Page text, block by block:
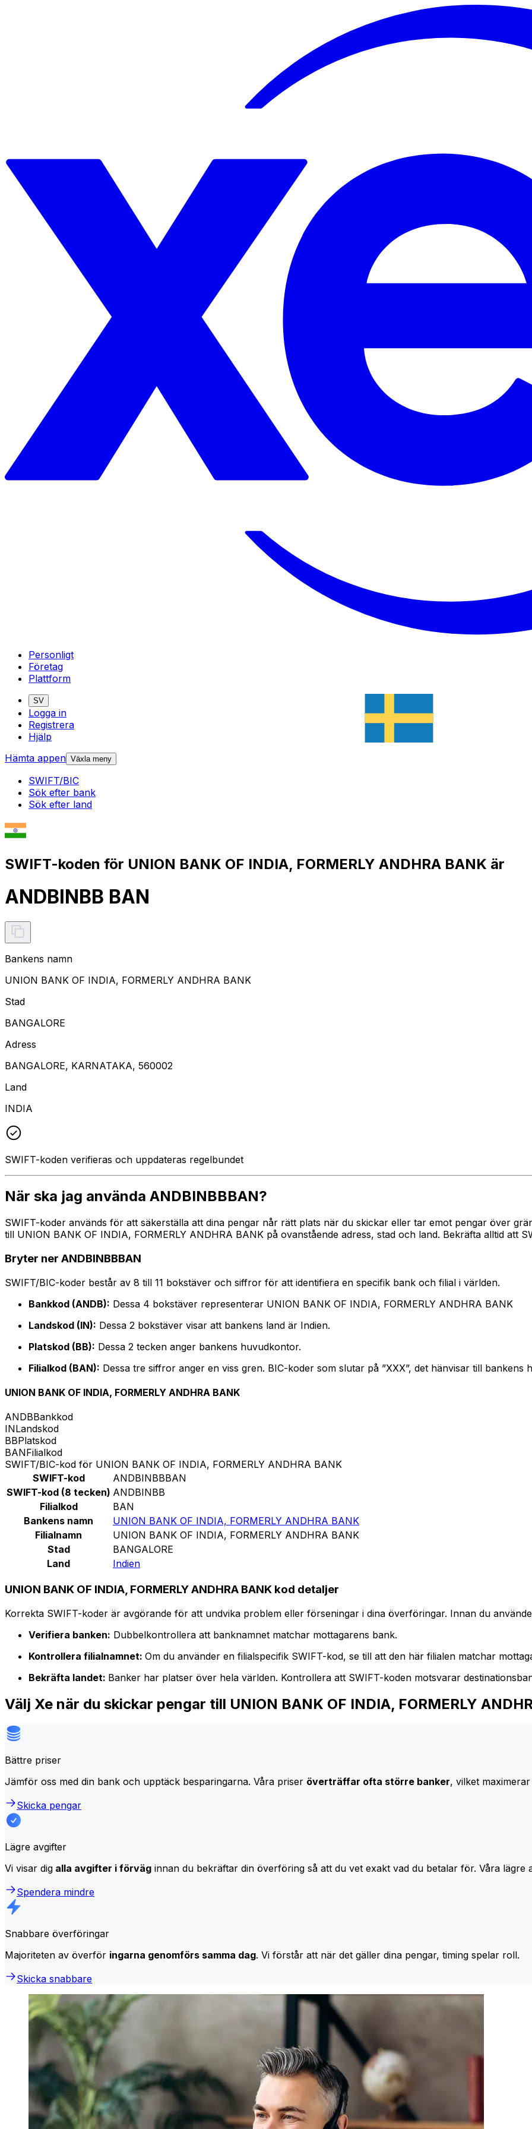
Personligt
Företag
Plattform
SV
Logga in
Registrera
Hjälp
Hämta appen Växla meny
SWIFT/BIC
Sök efter bank
Sök efter land
SWIFT-koden för UNION BANK OF INDIA, FORMERLY ANDHRA BANK är
ANDBINBB BAN
Bankens namn
UNION BANK OF INDIA, FORMERLY ANDHRA BANK
Stad
BANGALORE
Adress
BANGALORE, KARNATAKA, 560002
Land
INDIA
SWIFT-koden verifieras och uppdateras regelbundet
När ska jag använda ANDBINBBBAN?
SWIFT-koder används för att säkerställa att dina pengar når rätt plats när du skickar eller tar emot pengar över
till UNION BANK OF INDIA, FORMERLY ANDHRA BANK på ovanstående adress, stad och land. Bekräfta alltid att
Bryter ner ANDBINBBBAN
SWIFT/BIC-koder består av 8 till 11 bokstäver och siffror för att identifiera en specifik bank och filial i världen.
Bankkod (ANDB): Dessa 4 bokstäver representerar UNION BANK OF INDIA, FORMERLY ANDHRA BANK
Landskod (IN): Dessa 2 bokstäver visar att bankens land är Indien.
Platskod (BB): Dessa 2 tecken anger bankens huvudkontor.
Filialkod (BAN): Dessa tre siffror anger en viss gren. BIC-koder som slutar på ”XXX”, det hänvisar till bankens
UNION BANK OF INDIA, FORMERLY ANDHRA BANK
ANDBBankkod
INLandskod
BBPlatskod
BANFilialkod
SWIFT/BIC-kod för UNION BANK OF INDIA, FORMERLY ANDHRA BANK
SWIFT-kod
ANDBINBBBAN
SWIFT-kod (8 tecken) ANDBINBB
Filialkod
BAN
Bankens namn
UNION BANK OF INDIA, FORMERLY ANDHRA BANK
Filialnamn
UNION BANK OF INDIA, FORMERLY ANDHRA BANK
Stad
BANGALORE
Land
Indien
UNION BANK OF INDIA, FORMERLY ANDHRA BANK kod detaljer
Korrekta SWIFT-koder är avgörande för att undvika problem eller förseningar i dina överföringar. Innan du
Verifiera banken: Dubbelkontrollera att banknamnet matchar mottagarens bank.
Kontrollera filialnamnet: Om du använder en filialspecifik SWIFT-kod, se till att den här filialen matchar
Bekräfta landet: Banker har platser över hela världen. Kontrollera att SWIFT-koden motsvarar
Välj Xe när du skickar pengar till UNION BANK OF INDIA, FORMERLY
Bättre priser
Jämför oss med din bank och upptäck besparingarna. Våra priser överträffar ofta större banker, vilket
Skicka pengar
Lägre avgifter
Vi visar dig alla avgifter i förväg innan du bekräftar din överföring så att du vet exakt vad du betalar för. Våra lägre
Spendera mindre
Snabbare överföringar
Majoriteten av överför ingarna genomförs samma dag. Vi förstår att när det gäller dina pengar, timing spelar roll.
Skicka snabbare